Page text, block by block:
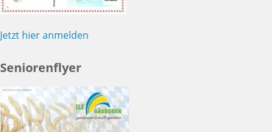
Jetzt hier anmelden
Seniorenflyer